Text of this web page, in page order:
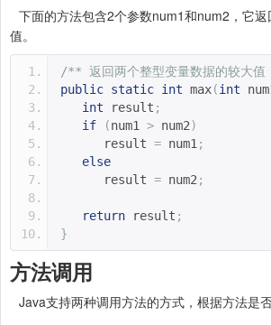
下面的方法包含2个参数num1和num2，它
值。
/** 返回两个整型变量数据的较大
public static int max(int
int result ;
if
(num1 > num2)
      result
= num1 ;
else
      result
= num2 ;
return result ;
}
方法调用
Java支持两种调用方法的方式，根据方法是